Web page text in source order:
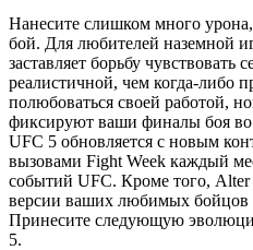
Нанесите слишком много
бой. Для любителей наземной
заставляет борьбу чувствовать
реалистичной, чем когда-либо
полюбоваться своей работой,
фиксируют ваши финалы боя во
UFC 5 обновляется с новым
вызовами Fight Week каждый
событий UFC. Кроме того, Alter
версии ваших любимых бойцов
Принесите следующую
5.